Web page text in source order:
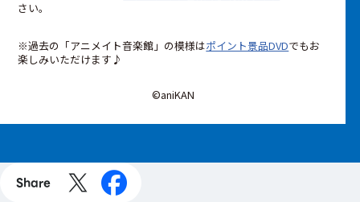
さい。
※過去の「アニメイト音楽館」の模様はポイント景品DVDでもお
楽しみいただけます♪
©aniKAN
Share